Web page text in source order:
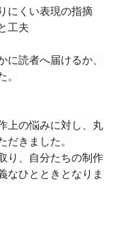
にくい表現の指摘
工夫
読者へ届けるか、
。
上の悩みに対し、丸
だきました。
り、自分たちの制作
なひとときとなりま